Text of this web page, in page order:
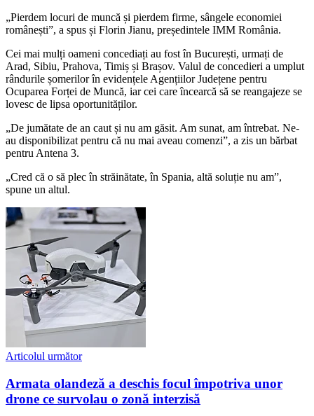
„Pierdem locuri de muncă și pierdem firme, sângele economiei
românești”, a spus și Florin Jianu, președintele IMM România.
Cei mai mulți oameni concediați au fost în București, urmați de
Arad, Sibiu, Prahova, Timiș și Brașov. Valul de concedieri a umplut
rândurile șomerilor în evidențele Agențiilor Județene pentru
Ocuparea Forței de Muncă, iar cei care încearcă să se reangajeze se
lovesc de lipsa oportunităților.
„De jumătate de an caut și nu am găsit. Am sunat, am întrebat. Ne-
au disponibilizat pentru că nu mai aveau comenzi”, a zis un bărbat
pentru Antena 3.
„Cred că o să plec în străinătate, în Spania, altă soluție nu am”,
spune un altul.
Articolul următor
Armata olandeză a deschis focul împotriva unor
drone ce survolau o zonă interzisă